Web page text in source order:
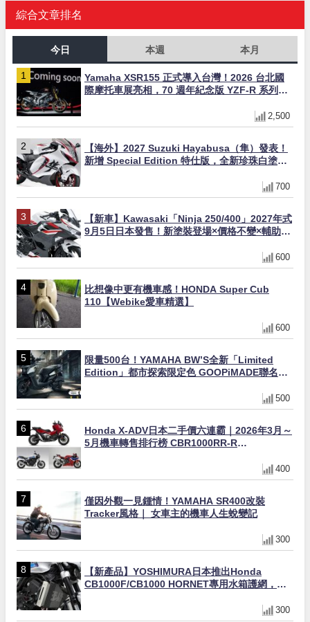
綜合文章排名
今日 本週 本月
Yamaha XSR155 正式導入台灣！2026 台北國
際摩托車展亮相，70 週年紀念版 YZF-R 系列限
2,500
【海外】2027 Suzuki Hayabusa（隼）發表！
新增 Special Edition 特仕版，全新珍珠白塗裝
700
【新車】Kawasaki「Ninja 250/400」2027年式
9月5日日本發售！新塗裝登場×價格不變×輔助滑
600
比想像中更有機車感！HONDA Super Cub
110【Webike愛車精選】
600
限量500台！YAMAHA BW’S全新「Limited
Edition」都市探索限定色 GOOPiMADE聯名包
500
Honda X-ADV日本二手價六連霸｜2026年3月～
5月機車轉售排行榜 CBR1000RR-R
400
僅因外觀一見鍾情！YAMAHA SR400改裝
Tracker風格｜ 女車主的機車人生蛻變記
300
【新產品】YOSHIMURA日本推出Honda
CB1000F/CB1000 HORNET專用水箱護網，六
300